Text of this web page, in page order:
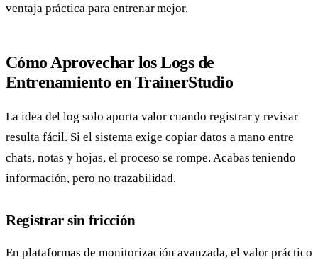
ventaja práctica para entrenar mejor.
Cómo Aprovechar los Logs de
Entrenamiento en TrainerStudio
La idea del log solo aporta valor cuando registrar y revisar
resulta fácil. Si el sistema exige copiar datos a mano entre
chats, notas y hojas, el proceso se rompe. Acabas teniendo
información, pero no trazabilidad.
Registrar sin fricción
En plataformas de monitorización avanzada, el valor práctico